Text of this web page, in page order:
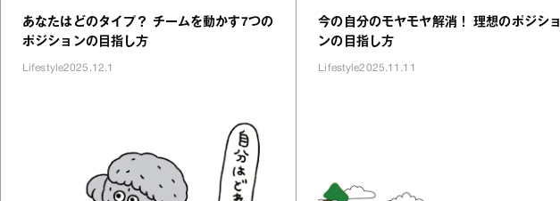
あなたはどのタイプ？ チームを動かす7つの
ポジションの目指し方
Lifestyle2025.12.1
今の自分のモヤモヤ解消！ 理想のポジショ
ンの目指し方
Lifestyle2025.11.11